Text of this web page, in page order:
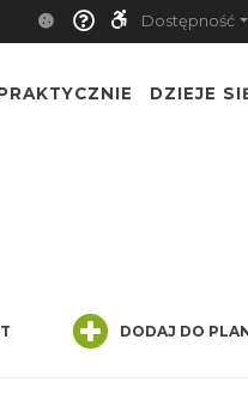
Dostępność
DZIEJE
DODAJ DO